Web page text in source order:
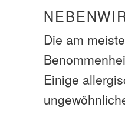
Die am
Einige